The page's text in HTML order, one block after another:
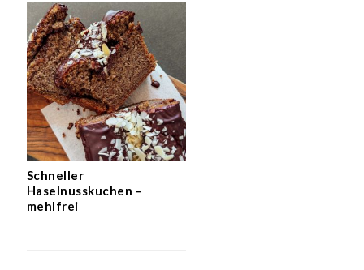
Schneller
Haselnusskuchen –
mehlfrei